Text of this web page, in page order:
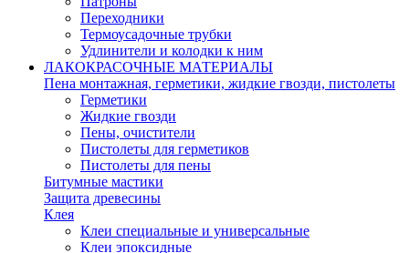
Переходники
Термоусадочные трубки
Удлинители и колодки к ним
ЛАКОКРАСОЧНЫЕ МАТЕРИАЛЫ
Пена монтажная, герметики, жидкие гвозди, пистолеты
Герметики
Жидкие гвозди
Пены, очистители
Пистолеты для герметиков
Пистолеты для пены
Битумные мастики
Защита древесины
Клея
Клеи специальные и универсальные
Клеи эпоксидные